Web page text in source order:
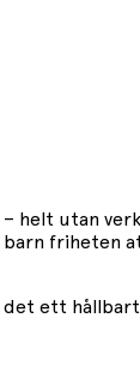
– helt utan
friheten
det ett